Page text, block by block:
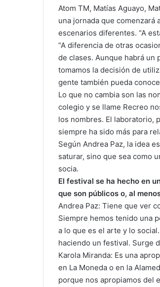
Atom TM, Matías Aguayo,
una jornada que comenzará
escenarios diferentes. “A
“A diferencia de otras
de clases. Aunque habrá un
tomamos la decisión de
gente también pueda
Lo que no cambia son las
colegio y se llame Recreo
los nombres. El laboratorio,
siempre ha sido más para
Según Andrea Paz, la idea
saturar, sino que sea como
socia.
El festival se ha hecho en
que son públicos o, al
Andrea Paz: Tiene que ver
Siempre hemos tenido una
a lo que es el arte y lo
haciendo un festival. Surge
Karola Miranda: Es una
en La Moneda o en la
porque nos apropiamos del